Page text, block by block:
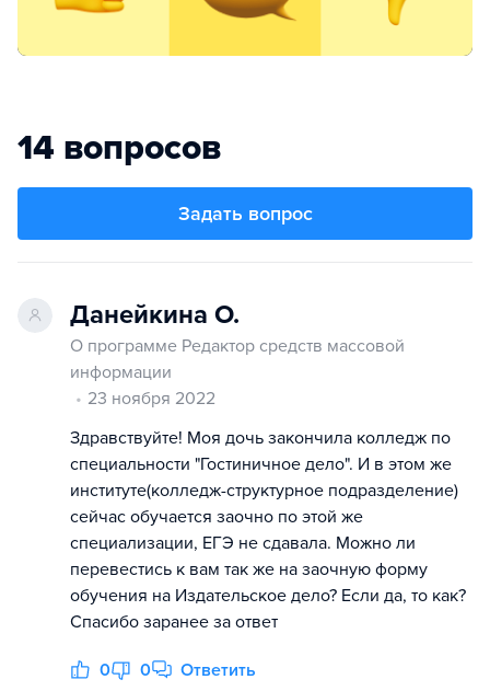
14 вопросов
Задать вопрос
Данейкина О.
О программе Редактор средств массовой
информации
23 ноября 2022
Здравствуйте! Моя дочь закончила колледж по
специальности "Гостиничное дело". И в этом же
институте(колледж-структурное подразделение)
сейчас обучается заочно по этой же
специализации, ЕГЭ не сдавала. Можно ли
перевестись к вам так же на заочную форму
обучения на Издательское дело? Если да, то как?
Спасибо заранее за ответ
0 0 Ответить